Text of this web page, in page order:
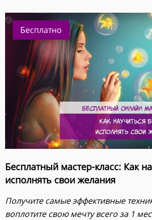
Бесплатно
Бесплатный мастер-класс: Как
исполнять свои желания
Получите самые эффективные
воплотите свою мечту всего за 1